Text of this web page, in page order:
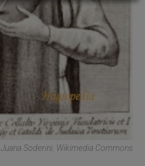
Juana Soderini. Wikimedia Commons